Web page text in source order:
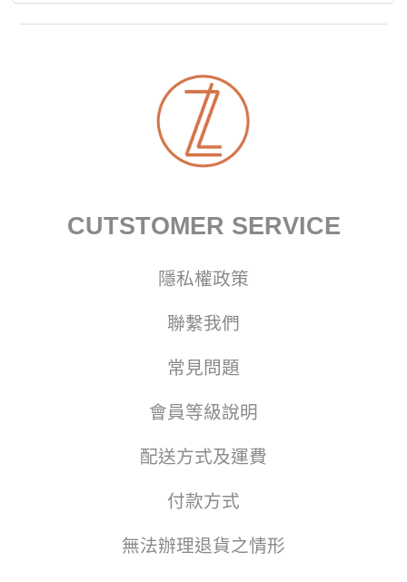
CUTSTOMER SERVICE
隱私權政策
聯繫我們
常見問題
會員等級說明
配送方式及運費
付款方式
無法辦理退貨之情形